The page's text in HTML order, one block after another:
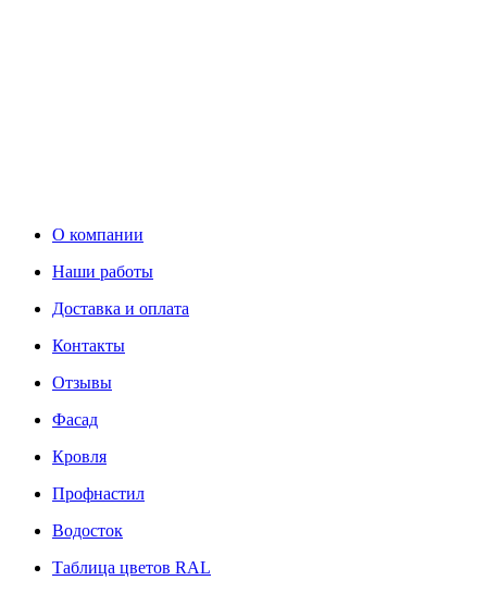
О компании
Наши работы
Доставка и оплата
Контакты
Отзывы
Фасад
Кровля
Профнастил
Водосток
Таблица цветов RAL